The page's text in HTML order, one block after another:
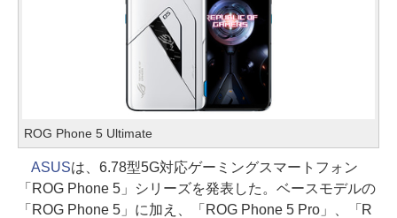
ROG Phone 5 Ultimate
ASUSは、6.78型5G対応ゲーミングスマートフォン
「ROG Phone 5」シリーズを発表した。ベースモデルの
「ROG Phone 5」に加え、「ROG Phone 5 Pro」、「R